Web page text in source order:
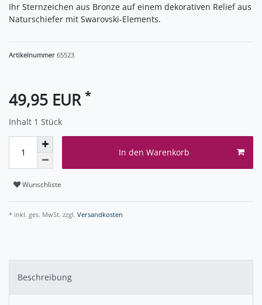
Ihr Sternzeichen aus Bronze auf einem dekorativen Relief aus
Naturschiefer mit Swarovski-Elements.
Artikelnummer 65523
49,95 EUR *
Inhalt 1 Stück
In den Warenkorb
Wunschliste
* inkl. ges. MwSt. zzgl. Versandkosten
Beschreibung